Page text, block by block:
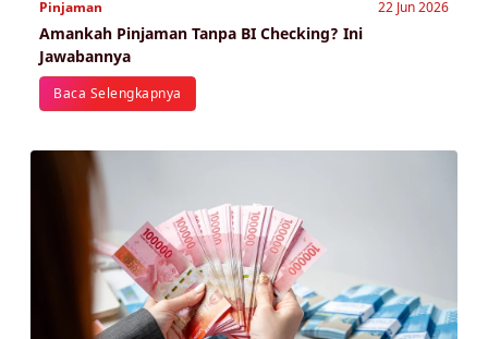
Pinjaman 22 Jun 2026
Amankah Pinjaman Tanpa BI Checking? Ini
Jawabannya
Baca Selengkapnya